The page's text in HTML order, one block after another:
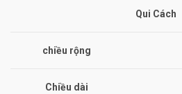
Qui Cách
chiều rộng
Chiều dài